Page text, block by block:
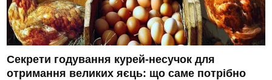
Секрети годування курей-несучок для
отримання великих яєць: що саме потрібно